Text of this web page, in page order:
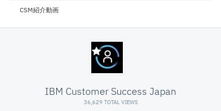
CSM紹介動画
IBM Customer Success Japan
36,629 TOTAL VIEWS